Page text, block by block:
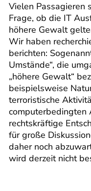
Vielen Passagieren
Frage, ob die IT
höhere Gewalt
Wir haben
berichten:
Umstände“, die
„höhere Gewalt“
beispielsweise
terroristische
computerbedingten
rechtskräftige
für große
daher noch
wird derzeit nicht